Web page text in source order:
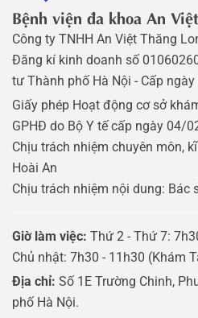
Bệnh viện đa khoa An Việt
Công ty TNHH An Việt Thăng
Đăng kí kinh doanh số
tư Thành phố Hà Nội - Cấp
Giấy phép Hoạt động cơ sở
GPHĐ do Bộ Y tế cấp ngày 04/
Chịu trách nhiệm chuyên môn,
Hoài An
Chịu trách nhiệm nội dung: Bác
Giờ làm việc: Thứ 2 - Thứ 7:
Chủ nhật: 7h30 - 11h30 (Khám
Địa chỉ: Số 1E Trường Chinh,
phố Hà Nội.